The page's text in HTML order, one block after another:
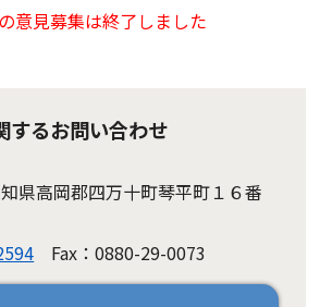
意見募集は終了しました
するお問い合わせ
県高岡郡四万十町琴平町１６番
Fax：0880-29-0073